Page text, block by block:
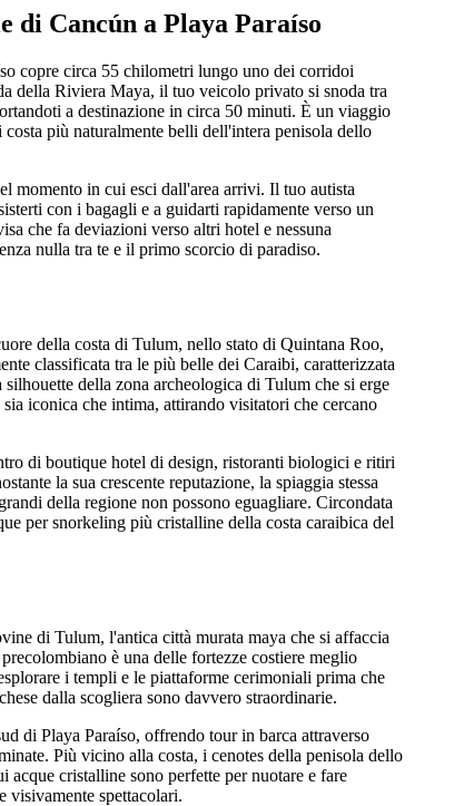
Cancún a Playa Paraíso
copre circa 55 chilometri lungo uno dei corridoi
della Riviera Maya, il tuo veicolo privato si snoda tra
a destinazione in circa 50 minuti. È un viaggio
più naturalmente belli dell'intera penisola dello
momento in cui esci dall'area arrivi. Il tuo autista
con i bagagli e a guidarti rapidamente verso un
che fa deviazioni verso altri hotel e nessuna
nulla tra te e il primo scorcio di paradiso.
della costa di Tulum, nello stato di Quintana Roo,
classificata tra le più belle dei Caraibi, caratterizzata
della zona archeologica di Tulum che si erge
iconica che intima, attirando visitatori che cercano
di boutique hotel di design, ristoranti biologici e ritiri
la sua crescente reputazione, la spiaggia stessa
della regione non possono eguagliare. Circondata
per snorkeling più cristalline della costa caraibica del
di Tulum, l'antica città murata maya che si affaccia
è una delle fortezze costiere meglio
i templi e le piattaforme cerimoniali prima che
dalla scogliera sono davvero straordinarie.
di Playa Paraíso, offrendo tour in barca attraverso
Più vicino alla costa, i cenotes della penisola dello
cristalline sono perfette per nuotare e fare
visivamente spettacolari.